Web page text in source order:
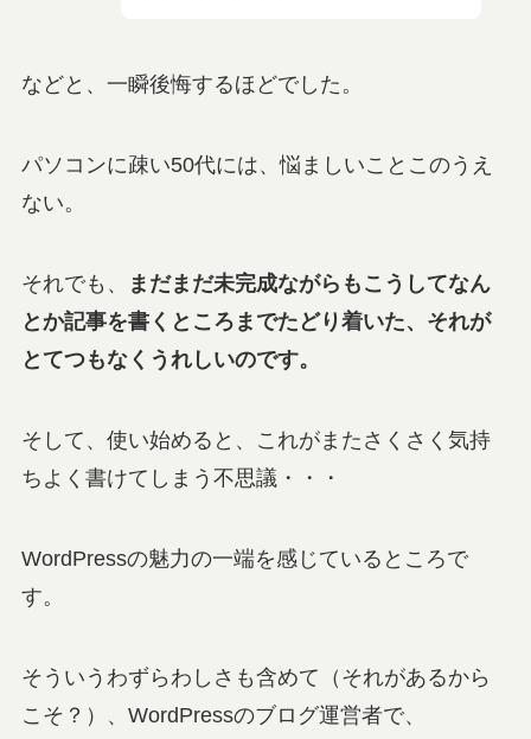
などと、一瞬後悔するほどでした。
パソコンに疎い50代には、悩ましいことこのうえ
ない。
それでも、
まだまだ未完成ながらもこうしてなん
とか記事を書くところまでたどり着いた、それが
とてつもなくうれしいのです。
そして、使い始めると、これがまたさくさく気持
ちよく書けてしまう不思議・・・
WordPressの魅力の一端を感じているところで
す。
そういうわずらわしさも含めて（それがあるから
こそ？）、WordPressのブログ運営者で、